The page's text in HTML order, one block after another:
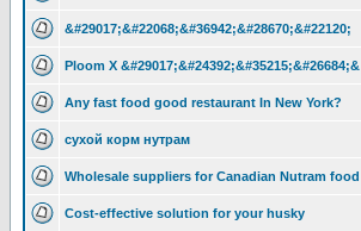
&#29017;&#22068;&#36942;&#28670;&#22120;
Ploom X &#29017;&#24392;&#35215;&#26684;&
Any fast food good restaurant In New York?
сухой корм нутрам
Wholesale suppliers for Canadian Nutram food
Cost-effective solution for your husky